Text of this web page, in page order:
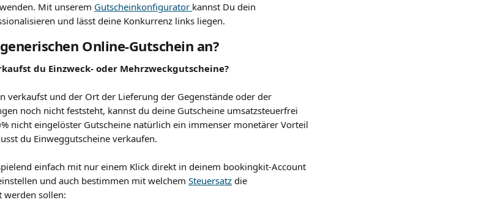
Mit unserem Gutscheinkonfigurator kannst Du dein
und lässt deine Konkurrenz links liegen.
Online-Gutschein an?
du Einzweck- oder Mehrzweckgutscheine?
verkaufst und der Ort der Lieferung der Gegenstände oder der
noch nicht feststeht, kannst du deine Gutscheine umsatzsteuerfrei
nicht eingelöster Gutscheine natürlich ein immenser monetärer Vorteil
du Einweggutscheine verkaufen.
einfach mit nur einem Klick direkt in deinem bookingkit-Account
und auch bestimmen mit welchem Steuersatz die
werden sollen: